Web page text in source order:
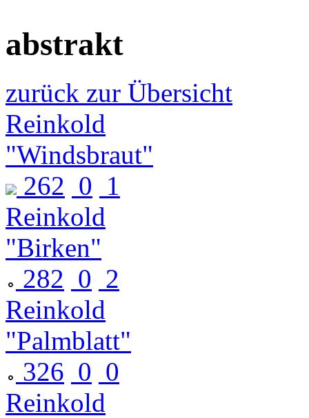
abstrakt
zurück zur Übersicht
Reinkold
"Windsbraut"
262 0 1
Reinkold
"Birken"
282 0 2
Reinkold
"Palmblatt"
326 0 0
Reinkold